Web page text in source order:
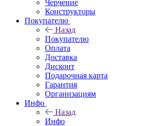
Черчение
Конструкторы
Покупателю
Назад
Покупателю
Оплата
Доставка
Дисконт
Подарочная карта
Гарантия
Организациям
Инфо
Назад
Инфо